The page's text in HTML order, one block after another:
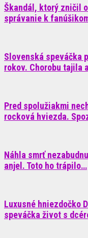
Škandál, ktorý zničil
správanie k
Slovenská speváčka
rokov. Chorobu tajila
Pred spolužiakmi
rocková hviezda.
Náhla smrť
anjel. Toto ho trápilo…
Luxusné hniezdočko
speváčka život s